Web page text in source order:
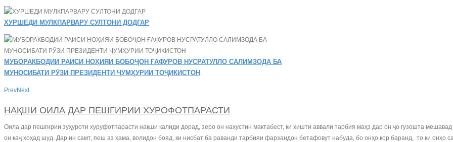
ХУРШЕДИ МУЛКПАРВАРУ СУЛТОНИ ДОДГАР
МУБОРАКБОДИИ РАИСИ НОҲИЯИ БОБОҶОН ҒАФУРОВ НУСРАТУЛЛО САЛИМЗОДА БА
МУНОСИБАТИ РӮЗИ ПРЕЗИДЕНТИ ҶУМҲУРИИ ТОҶИКИСТОН
PrevNext
НАҚШИ ОИЛА ДАР ПЕШГИРИИ ХУРОФОТПАРАСТИ
Оила дар пешгирии зуҳуроти хуруфотпарасти нақши калиди дорад, зеро он нахустин мактабест, ки хишти аввали тарбия маҳз дар он ҷо гузошта
он каҷ хоҳад шуд. Дар ин самт, пеш аз ҳама, волидон бояд, ки нисбат ба раванди тарбияи фарзандон бетафовут набуда, бо онҳо кор баранд, то ки онҳо